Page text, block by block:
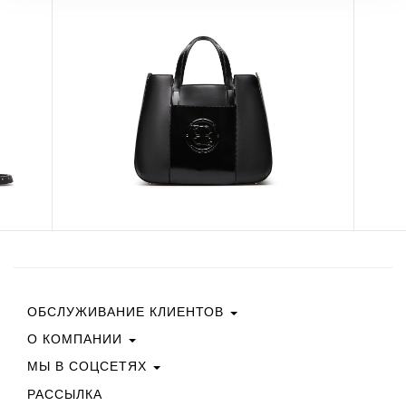
ОБСЛУЖИВАНИЕ КЛИЕНТОВ
Свяжитесь С Нами
Условия Покупки
Руководство По Выбору Размера
О КОМПАНИИ
Политика Конфиденциальности
Политика В Отношении Файлов Cookie
МЫ В СОЦСЕТЯХ
Facebook
РАССЫЛКА